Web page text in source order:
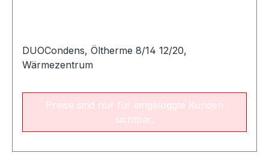
DUOCondens, Öltherme 8/14 12/20,
Wärmezentrum
Preise sind nur für eingeloggte Kunden
sichtbar.